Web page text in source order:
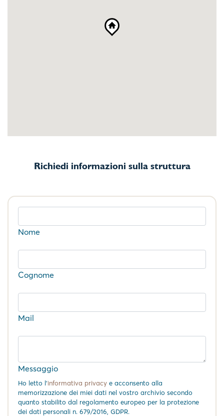
Richiedi informazioni sulla struttura
Nome
Cognome
Mail
Messaggio
Ho letto l'informativa privacy e acconsento alla
memorizzazione dei miei dati nel vostro archivio secondo
quanto stabilito dal regolamento europeo per la protezione
dei dati personali n. 679/2016, GDPR.